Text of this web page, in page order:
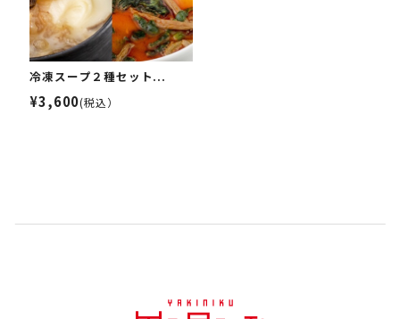
冷凍スープ２種セット...
¥3,600(税込）